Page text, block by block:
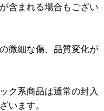
含まれる場合もござい
微細な傷、品質変化が
ク系商品は通常の封入
います。